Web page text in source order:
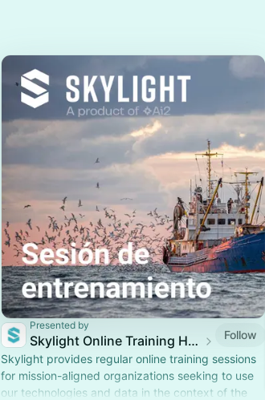
Presented by
Skylight Online Training Hub
Follow
Skylight provides regular online training sessions
for mission-aligned organizations seeking to use
our technologies and data in the context of the